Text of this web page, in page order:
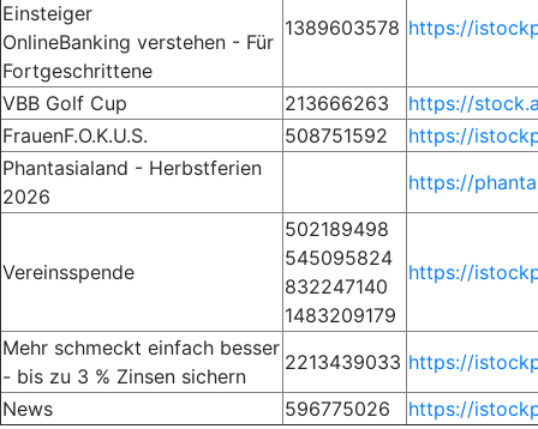
Einsteiger
OnlineBanking verstehen - Für
Fortgeschrittene
1389603578 https://
VBB Golf Cup 213666263
https://
FrauenF.O.K.U.S.
508751592
https://
Phantasialand - Herbstferien
2026
https://
Vereinsspende
502189498
545095824
832247140
1483209179
https://
Mehr schmeckt einfach besser
- bis zu 3 % Zinsen sichern
2213439033 https://
News
596775026 https://